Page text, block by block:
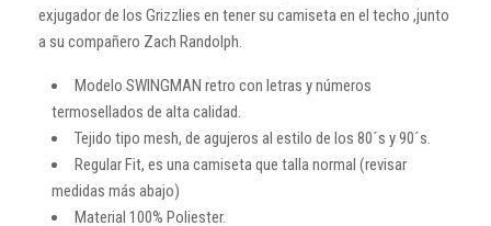
exjugador de los Grizzlies en tener su camiseta en el techo ,junto
a su compañero Zach Randolph.
Modelo SWINGMAN retro con letras y números
termosellados de alta calidad.
Tejido tipo mesh, de agujeros al estilo de los 80´s y 90´s.
Regular Fit, es una camiseta que talla normal (revisar
medidas más abajo)
Material 100% Poliester.